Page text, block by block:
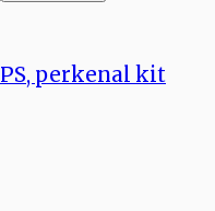
perkenal kit